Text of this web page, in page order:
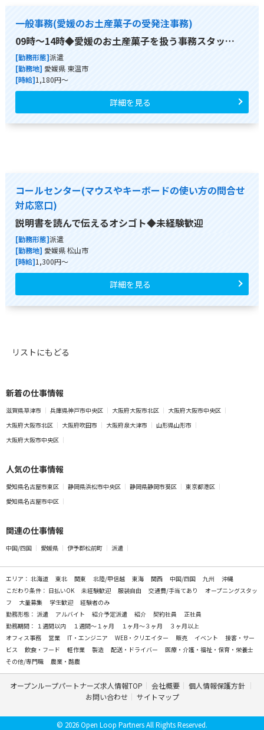
一般事務(愛媛のお土産菓子の受発注事務)
09時～14時◆愛媛のお土産菓子を扱う事務スタッ…
[勤務形態]派遣
[勤務地] 愛媛県 東温市
[時給]1,180円～
詳細を見る
コールセンター(マウスやキーボードの使い方の問合せ
対応窓口)
説明書を読んで伝えるオシゴト◆未経験歓迎
[勤務形態]派遣
[勤務地] 愛媛県 松山市
[時給]1,300円～
詳細を見る
リストにもどる
新着の仕事情報
滋賀県草津市 兵庫県神戸市中央区 大阪府大阪市北区
大阪府大阪市中央区
大阪府大阪市北区
大阪府吹田市 大阪府泉大津市
山形県山形市
大阪府大阪市中央区
人気の仕事情報
愛知県名古屋市東区 静岡県浜松市中央区 静岡県静岡市葵区
東京都港区
愛知県名古屋市中区
関連の仕事情報
中国/四国 愛媛県 伊予郡松前町 派遣
エリア： 北海道 東北 関東 北陸/甲信越 東海 関西 中国/四国 九州
沖縄
こだわり条件： 日払いOK 未経験歓迎 服装自由 交通費/手当てあり
オープニングスタッ
フ
大量募集 学生歓迎
経験者のみ
勤務形態： 派遣 アルバイト 紹介予定派遣 紹介 契約社員
正社員
勤務期間： １週間以内 １週間～１ヶ月 １ヶ月～３ヶ月
３ヶ月以上
オフィス事務
営業 IT・エンジニア WEB・クリエイター 販売 イベント
接客・サー
ビス
飲食・フード 軽作業 製造 配送・ドライバー
医療・介護・福祉・保育・栄養士
その他/専門職
農業・酪農
オープンループパートナーズ求人情報TOP 会社概要
個人情報保護方針
お問い合わせ
サイトマップ
© 2026 Open Loop Partners All Rights Reserved.